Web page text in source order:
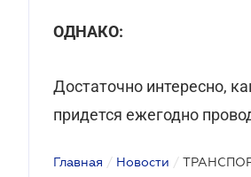
ОДНАКО:
Достаточно интересно,
придется ежегодно
Главная / Новости /